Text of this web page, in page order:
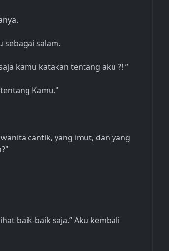
sebagai salam.
kamu katakan tentang aku ?! ”
Kamu."
cantik, yang imut, dan yang
baik-baik saja.” Aku kembali